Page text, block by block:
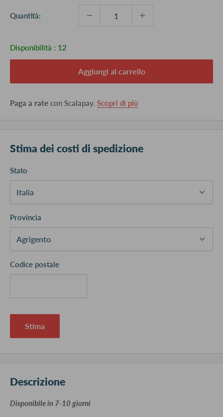
Quantità:
Disponibilità : 12
Aggiungi al carrello
Paga a rate con Scalapay. Scopri di più
Stima dei costi di spedizione
Stato
Provincia
Codice postale
Stima
Descrizione
​Disponibile in 7-10 giorni